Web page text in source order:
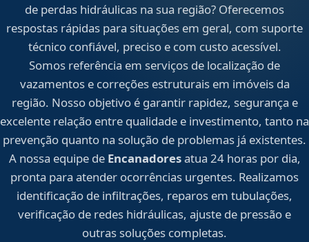
de perdas hidráulicas na sua região? Oferecemos
respostas rápidas para situações em geral, com suporte
técnico confiável, preciso e com custo acessível.
Somos referência em serviços de localização de
vazamentos e correções estruturais em imóveis da
região. Nosso objetivo é garantir rapidez, segurança e
excelente relação entre qualidade e investimento, tanto na
prevenção quanto na solução de problemas já existentes.
A nossa equipe de Encanadoresatua 24 horas por dia,
pronta para atender ocorrências urgentes. Realizamos
identificação de infiltrações, reparos em tubulações,
verificação de redes hidráulicas, ajuste de pressão e
outras soluções completas.